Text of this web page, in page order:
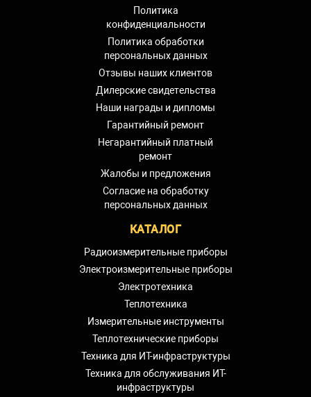
Политика
конфиденциальности
Политика обработки
персональных данных
Отзывы наших клиентов
Дилерские свидетельства
Наши награды и дипломы
Гарантийный ремонт
Негарантийный платный
ремонт
Жалобы и предложения
Согласие на обработку
персональных данных
КАТАЛОГ
Радиоизмерительные приборы
Электроизмерительные приборы
Электротехника
Теплотехника
Измерительные инструменты
Теплотехнические приборы
Техника для ИТ-инфраструктуры
Техника для обслуживания ИТ-
инфраструктуры